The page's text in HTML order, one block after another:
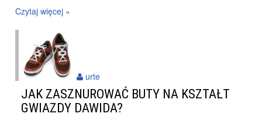
Czytaj więcej »
JAK ZASZNUROWAĆ BUTY NA KSZTAŁT
GWIAZDY DAWIDA?
urte